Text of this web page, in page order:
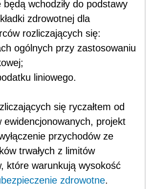
będą wchodziły do podstawy
zdrowotnej dla
rozliczających się:
ogólnych przy zastosowaniu
liniowego.
się ryczałtem od
ewidencjonowanych, projekt
przychodów ze
trwałych z limitów
które warunkują wysokość
zdrowotne.